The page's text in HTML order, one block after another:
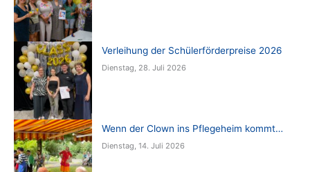
Verleihung der Schülerförderpreise 2026
Dienstag, 28. Juli 2026
Wenn der Clown ins Pflegeheim kommt…
Dienstag, 14. Juli 2026